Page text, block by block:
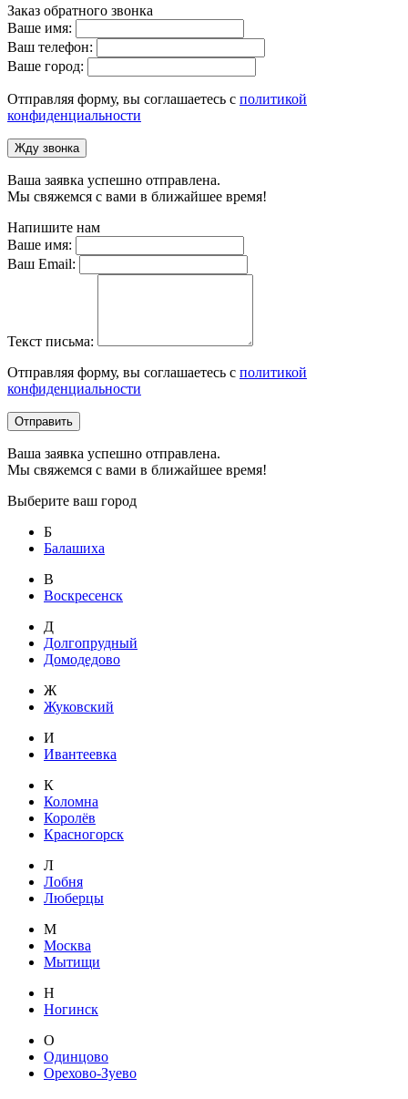
Заказ обратного звонка
Ваше имя:
Ваш телефон:
Ваше город:
Отправляя форму, вы соглашаетесь с политикой
конфиденциальности
Жду звонка
Ваша заявка успешно отправлена.
Мы свяжемся с вами в ближайшее время!
Напишите нам
Ваше имя:
Ваш Email:
Текст письма:
Отправляя форму, вы соглашаетесь с политикой
конфиденциальности
Отправить
Ваша заявка успешно отправлена.
Мы свяжемся с вами в ближайшее время!
Выберите ваш город
Б
Балашиха
В
Воскресенск
Д
Долгопрудный
Домодедово
Ж
Жуковский
И
Ивантеевка
К
Коломна
Королёв
Красногорск
Л
Лобня
Люберцы
М
Москва
Мытищи
Н
Ногинск
О
Одинцово
Орехово-Зуево